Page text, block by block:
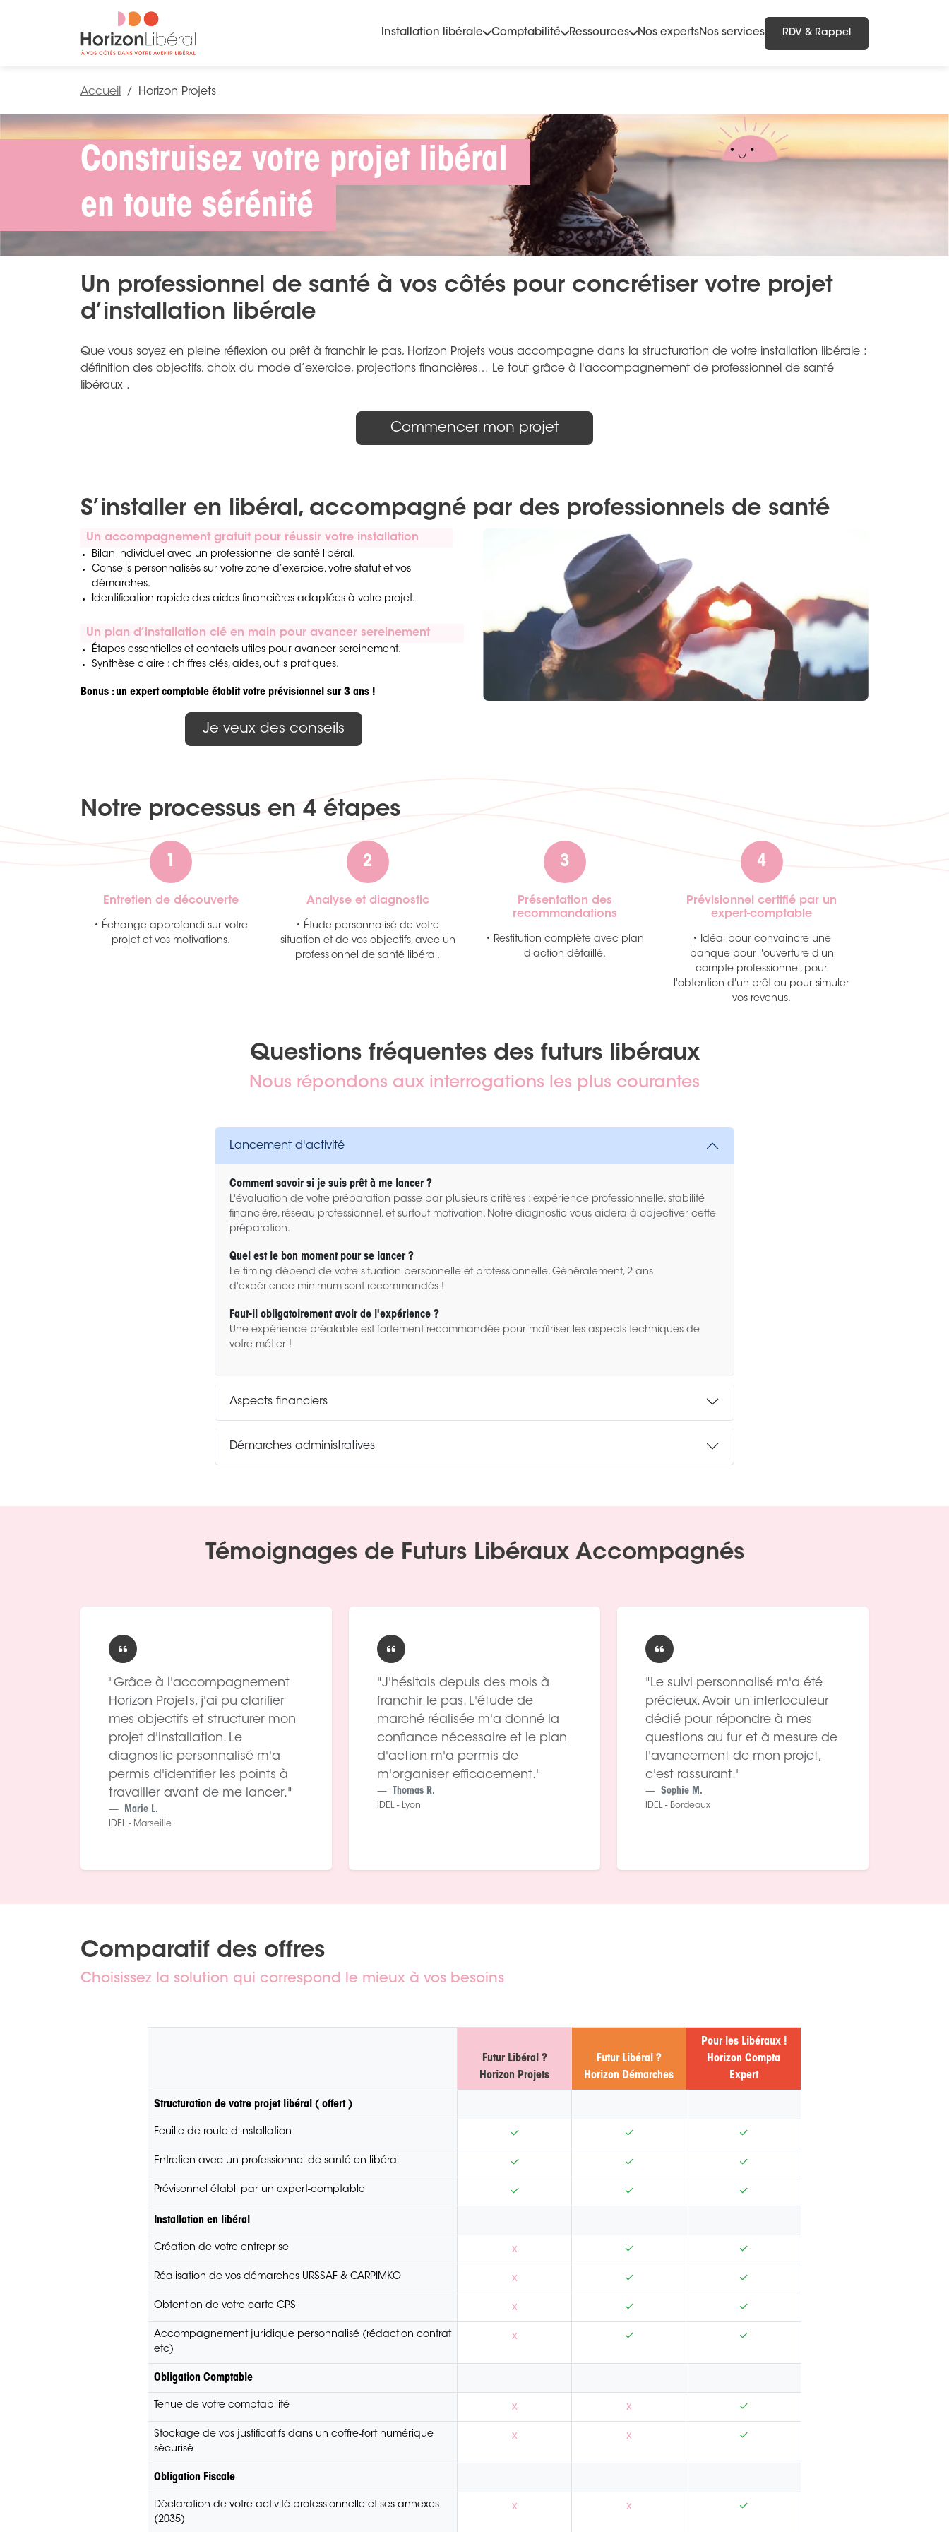
Installation libérale Comptabilité Ressources Nos expertsNos services RDV & Rappel
Accueil Horizon Projets
Construisez votre projet libéral
en toute sérénité
Un professionnel de santé à vos côtés pour concrétiser votre projet
d’installation libérale
Que vous soyez en pleine réflexion ou prêt à franchir le pas, Horizon Projets vous accompagne dans la structuration de votre installation libérale :
définition des objectifs, choix du mode d’exercice, projections financières… Le tout grâce à l'accompagnement de professionnel de santé
libéraux .
Commencer mon projet
S’installer en libéral, accompagné par des professionnels de santé
Un accompagnement gratuit pour réussir votre installation
Bilan individuel avec un professionnel de santé libéral.
Conseils personnalisés sur votre zone d’exercice, votre statut et vos
démarches.
Identification rapide des aides financières adaptées à votre projet.
Un plan d’installation clé en main pour avancer sereinement
Étapes essentielles et contacts utiles pour avancer sereinement.
Synthèse claire : chiffres clés, aides, outils pratiques.
Bonus : un expert comptable établit votre prévisionnel sur 3 ans !
Je veux des conseils
Notre processus en 4 étapes
1
Entretien de découverte
• Échange approfondi sur votre
projet et vos motivations.
2
Analyse et diagnostic
• Étude personnalisé de votre
situation et de vos objectifs, avec un
professionnel de santé libéral.
3
Présentation des
recommandations
• Restitution complète avec plan
d'action détaillé.
4
Prévisionnel certifié par un
expert-comptable
• Idéal pour convaincre une
banque pour l'ouverture d'un
compte professionnel, pour
l'obtention d'un prêt ou pour simuler
vos revenus.
Questions fréquentes des futurs libéraux
Nous répondons aux interrogations les plus courantes
Lancement d'activité
Comment savoir si je suis prêt à me lancer ?
L'évaluation de votre préparation passe par plusieurs critères : expérience professionnelle, stabilité
financière, réseau professionnel, et surtout motivation. Notre diagnostic vous aidera à objectiver cette
préparation.
Quel est le bon moment pour se lancer ?
Le timing dépend de votre situation personnelle et professionnelle. Généralement, 2 ans
d'expérience minimum sont recommandés !
Faut-il obligatoirement avoir de l'expérience ?
Une expérience préalable est fortement recommandée pour maîtriser les aspects techniques de
votre métier !
Aspects financiers
Démarches administratives
Témoignages de Futurs Libéraux Accompagnés
"Grâce à l'accompagnement
Horizon Projets, j'ai pu clarifier
mes objectifs et structurer mon
projet d'installation. Le
diagnostic personnalisé m'a
permis d'identifier les points à
travailler avant de me lancer."
Marie L.
IDEL - Marseille
"J'hésitais depuis des mois à
franchir le pas. L'étude de
marché réalisée m'a donné la
confiance nécessaire et le plan
d'action m'a permis de
m'organiser efficacement."
Thomas R.
IDEL - Lyon
"Le suivi personnalisé m'a été
précieux. Avoir un interlocuteur
dédié pour répondre à mes
questions au fur et à mesure de
l'avancement de mon projet,
c'est rassurant."
Sophie M.
IDEL - Bordeaux
Comparatif des offres
Choisissez la solution qui correspond le mieux à vos besoins
Futur Libéral ?
Horizon Projets
Futur Libéral ?
Horizon Démarches
Pour les Libéraux !
Horizon Compta
Expert
Structuration de votre projet libéral ( offert )
Feuille de route d'installation ✓ ✓ ✓
Entretien avec un professionnel de santé en libéral ✓ ✓ ✓
Prévisonnel établi par un expert-comptable ✓ ✓ ✓
Installation en libéral
Création de votre entreprise x ✓ ✓
Réalisation de vos démarches URSSAF & CARPIMKO x ✓ ✓
Obtention de votre carte CPS x ✓ ✓
Accompagnement juridique personnalisé (rédaction contrat
etc)
x ✓ ✓
Obligation Comptable
Tenue de votre comptabilité x x ✓
Stockage de vos justificatifs dans un coffre-fort numérique
sécurisé
x x ✓
Obligation Fiscale
Déclaration de votre activité professionnelle et ses annexes
(2035)
x x ✓